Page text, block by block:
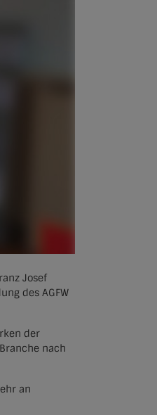
Josef
des AGFW
der
nach
an